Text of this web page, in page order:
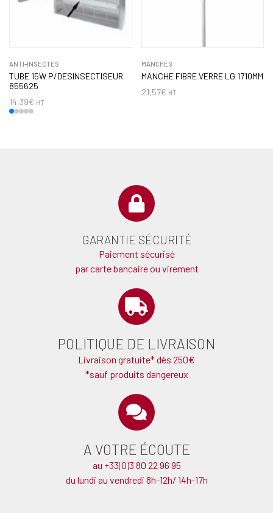
ANTI-INSECTES
TUBE 15W P/DESINSECTISEUR
855625
14,39€ HT
MANCHES
MANCHE FIBRE VERRE LG 1710MM
21,57€ HT
GARANTIE SÉCURITÉ
Paiement sécurisé
par carte bancaire ou virement
POLITIQUE DE LIVRAISON
Livraison gratuite* dès 250€
*sauf produits dangereux
A VOTRE ÉCOUTE
au +33(0)3 80 22 96 95
du lundi au vendredi 8h-12h/ 14h-17h